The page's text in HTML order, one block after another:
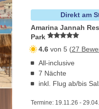
Direkt am
Amarina Jannah
Park
4.6von 5 (27
All-inclusive
7 Nächte
inkl. Flug ab/bis
Termine: 19.11.26 -